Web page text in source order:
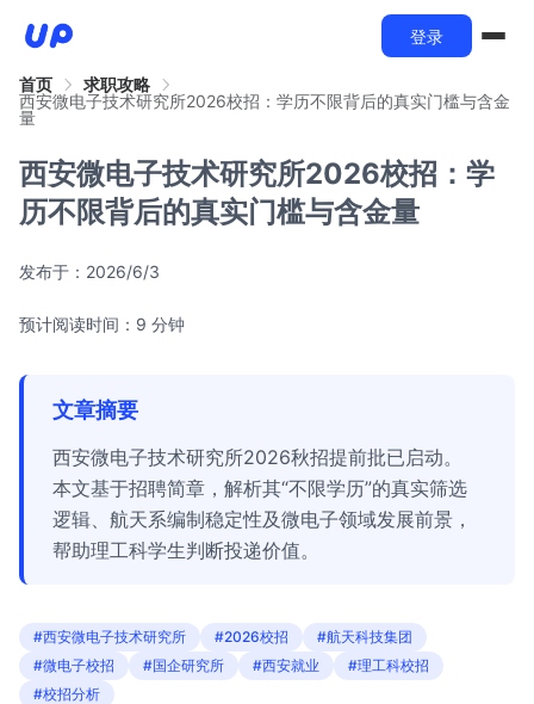
登录
首页
求职攻略
西安微电子技术研究所2026校招：学历不限背后的真实门槛与含金
量
西安微电子技术研究所2026校招：学
历不限背后的真实门槛与含金量
发布于： 2026/6/3
预计阅读时间：9 分钟
文章摘要
西安微电子技术研究所2026秋招提前批已启动。
本文基于招聘简章，解析其“不限学历”的真实筛选
逻辑、航天系编制稳定性及微电子领域发展前景，
帮助理工科学生判断投递价值。
#西安微电子技术研究所 #2026校招
#航天科技集团
#微电子校招
#国企研究所 #西安就业
#理工科校招
#校招分析